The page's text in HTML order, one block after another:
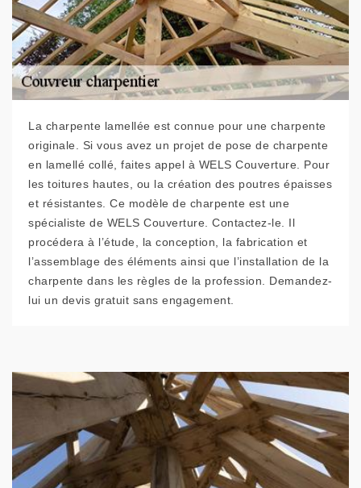
La charpente lamellée est connue pour une charpente
originale. Si vous avez un projet de pose de charpente
en lamellé collé, faites appel à WELS Couverture. Pour
les toitures hautes, ou la création des poutres épaisses
et résistantes. Ce modèle de charpente est une
spécialiste de WELS Couverture. Contactez-le. Il
procédera à l’étude, la conception, la fabrication et
l’assemblage des éléments ainsi que l’installation de la
charpente dans les règles de la profession. Demandez-
lui un devis gratuit sans engagement.